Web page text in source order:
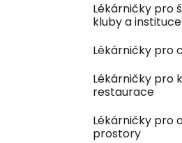
Lékárničky pro
kluby a instituce
Lékárničky pro
Lékárničky pro
restaurace
Lékárničky pro
prostory